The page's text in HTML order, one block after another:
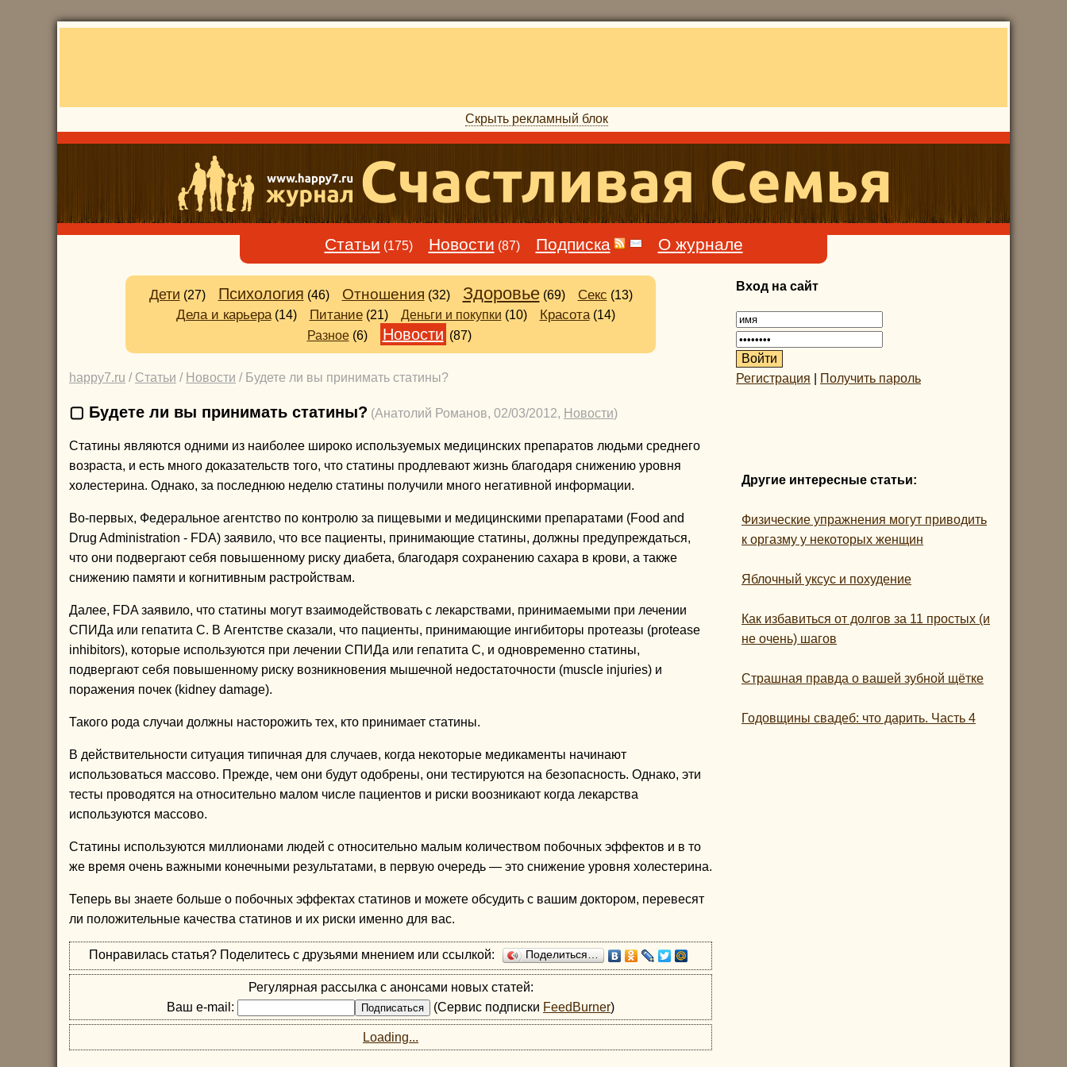
Скрыть рекламный блок
Статьи (175) Новости (87) Подписка О журнале
Дети (27) Психология (46) Отношения (32) Здоровье(69) Секс (13)
Дела и карьера(14) Питание(21) Деньги и покупки (10) Красота(14)
Разное(6) Новости (87)
happy7.ru / Статьи / Новости / Будете ли вы принимать статины?
▢ Будете ли вы принимать статины? (Анатолий Романов, 02/03/2012, Новости)
Статины являются одними из наиболее широко используемых медицинских препаратов людьми среднего
возраста, и есть много доказательств того, что статины продлевают жизнь благодаря снижению уровня
холестерина. Однако, за последнюю неделю статины получили много негативной информации.
Во-первых, Федеральное агентство по контролю за пищевыми и медицинскими препаратами (Food and
Drug Administration - FDA) заявило, что все пациенты, принимающие статины, должны предупреждаться,
что они подвергают себя повышенному риску диабета, благодаря сохранению сахара в крови, а также
снижению памяти и когнитивным растройствам.
Далее, FDA заявило, что статины могут взаимодействовать с лекарствами, принимаемыми при лечении
СПИДа или гепатита С. В Агентстве сказали, что пациенты, принимающие ингибиторы протеазы (protease
inhibitors), которые используются при лечении СПИДа или гепатита С, и одновременно статины,
подвергают себя повышенному риску возникновения мышечной недостаточности (muscle injuries) и
поражения почек (kidney damage).
Такого рода случаи должны насторожить тех, кто принимает статины.
В действительности ситуация типичная для случаев, когда некоторые медикаменты начинают
использоваться массово. Прежде, чем они будут одобрены, они тестируются на безопасность. Однако, эти
тесты проводятся на относительно малом числе пациентов и риски воозникают когда лекарства
используются массово.
Статины используются миллионами людей с относительно малым количеством побочных эффектов и в то
же время очень важными конечными результатами, в первую очередь — это снижение уровня холестерина.
Теперь вы знаете больше о побочных эффектах статинов и можете обсудить с вашим доктором, перевесят
ли положительные качества статинов и их риски именно для вас.
Понравилась статья? Поделитесь с друзьями мнением или ссылкой: Поделиться…
Регулярная рассылка с анонсами новых статей:
Ваш e-mail:
(Сервис подписки FeedBurner)
Loading...
Вход на сайт
Регистрация Получить пароль
Другие интересные статьи:
Физические упражнения могут приводить
к оргазму у некоторых женщин
Яблочный уксус и похудение
Как избавиться от долгов за 11 простых (и
не очень) шагов
Страшная правда о вашей зубной щётке
Годовщины свадеб: что дарить. Часть 4